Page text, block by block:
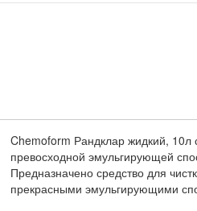
Chemoform Рандклар жидкий, 10л
превосходной эмульгирующей
Предназначено средство для
прекрасными эмульгирующими